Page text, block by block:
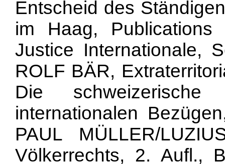
Entscheid des
im Haag,
Justice Internationale,
ROLF BÄR,
Die
internationalen
PAUL MÜLLER/
Völkerrechts, 2. Aufl.,